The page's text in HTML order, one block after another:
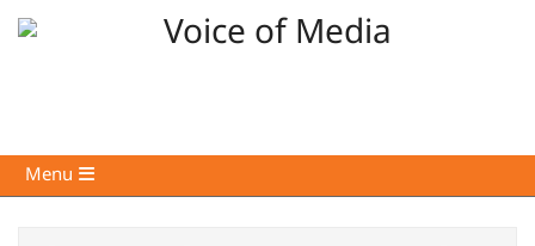
Skip
Voice
of
Primary
Navigation
Menu